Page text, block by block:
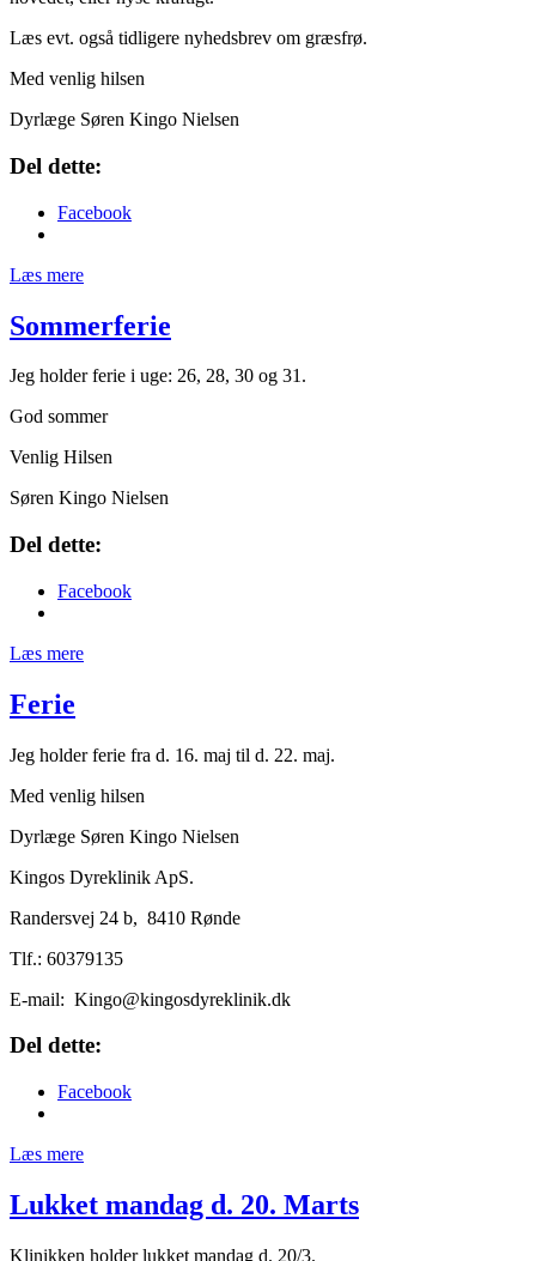
Læs evt. også tidligere nyhedsbrev om græsfrø.
Med venlig hilsen
Dyrlæge Søren Kingo Nielsen
Del dette:
Facebook
Læs mere
Sommerferie
Jeg holder ferie i uge: 26, 28, 30 og 31.
God sommer
Venlig Hilsen
Søren Kingo Nielsen
Del dette:
Facebook
Læs mere
Ferie
Jeg holder ferie fra d. 16. maj til d. 22. maj.
Med venlig hilsen
Dyrlæge Søren Kingo Nielsen
Kingos Dyreklinik ApS.
Randersvej 24 b, 8410 Rønde
Tlf.: 60379135
E-mail: Kingo@kingosdyreklinik.dk
Del dette:
Facebook
Læs mere
Lukket mandag d. 20. Marts
Klinikken holder lukket mandag d. 20/3.